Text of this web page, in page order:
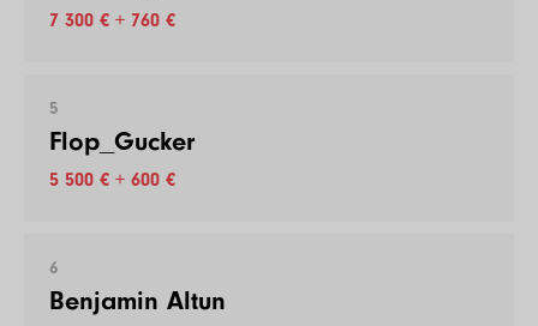
7 300 € + 760 €
5
Flop_Gucker
5 500 € + 600 €
6
Benjamin Altun